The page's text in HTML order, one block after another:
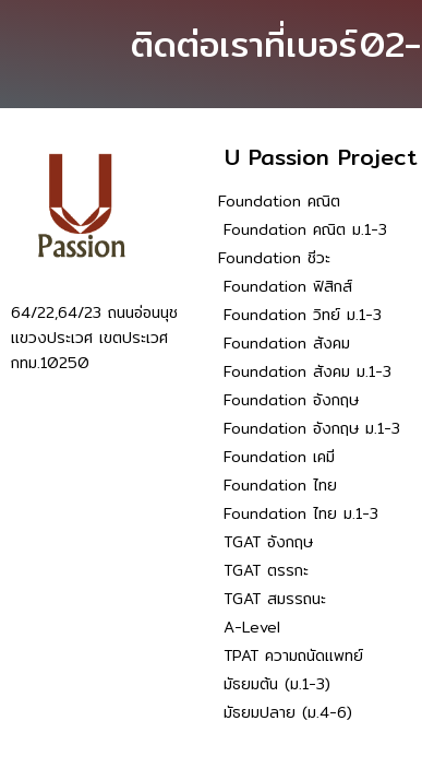
ติดต่อเราที่เบอร์
U Passion Project
64/22,64/23 ถนนอ่อนนุช
แขวงประเวศ เขตประเวศ
กทม.10250
Foundation คณิต
Foundation คณิต ม.1-3
Foundation ชีวะ
Foundation ฟิสิกส์
Foundation วิทย์ ม.1-3
Foundation สังคม
Foundation สังคม ม.1-3
Foundation อังกฤษ
Foundation อังกฤษ ม.1-3
Foundation เคมี
Foundation ไทย
Foundation ไทย ม.1-3
TGAT อังกฤษ
TGAT ตรรกะ
TGAT สมรรถนะ
A-Level
TPAT ความถนัดแพทย์
มัธยมต้น (ม.1-3)
มัธยมปลาย (ม.4-6)